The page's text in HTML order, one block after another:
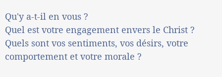
Qu'y a-t-il en vous ?
Quel est votre engagement envers le Christ ?
Quels sont vos sentiments, vos désirs, votre
comportement et votre morale ?